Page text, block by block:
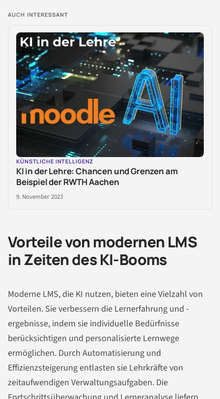
AUCH INTERESSANT
KÜNSTLICHE INTELLIGENZ
KI in der Lehre: Chancen und Grenzen am
Beispiel der RWTH Aachen
9. November 2023
Vorteile von modernen LMS
in Zeiten des KI-Booms
Moderne LMS, die KI nutzen, bieten eine Vielzahl von
Vorteilen. Sie verbessern die Lernerfahrung und -
ergebnisse, indem sie individuelle Bedürfnisse
berücksichtigen und personalisierte Lernwege
ermöglichen. Durch Automatisierung und
Effizienzsteigerung entlasten sie Lehrkräfte von
zeitaufwendigen Verwaltungsaufgaben. Die